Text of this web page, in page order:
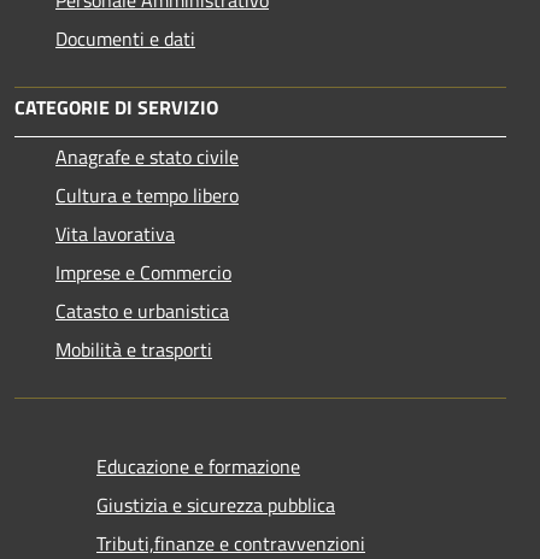
Documenti e dati
CATEGORIE DI SERVIZIO
Anagrafe e stato civile
Cultura e tempo libero
Vita lavorativa
Imprese e Commercio
Catasto e urbanistica
Mobilità e trasporti
Educazione e formazione
Giustizia e sicurezza pubblica
Tributi,finanze e contravvenzioni